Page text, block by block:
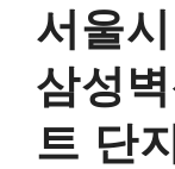
서울
삼성
트 단